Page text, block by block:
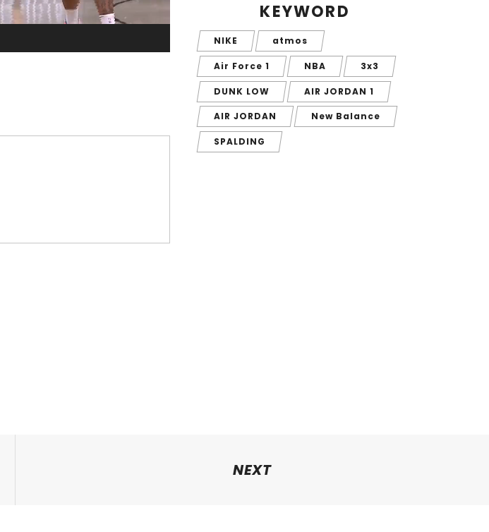
NEXT
KEYWORD
NIKE atmos
Air Force 1 NBA 3x3
DUNK LOW AIR JORDAN 1
AIR JORDAN New Balance
SPALDING